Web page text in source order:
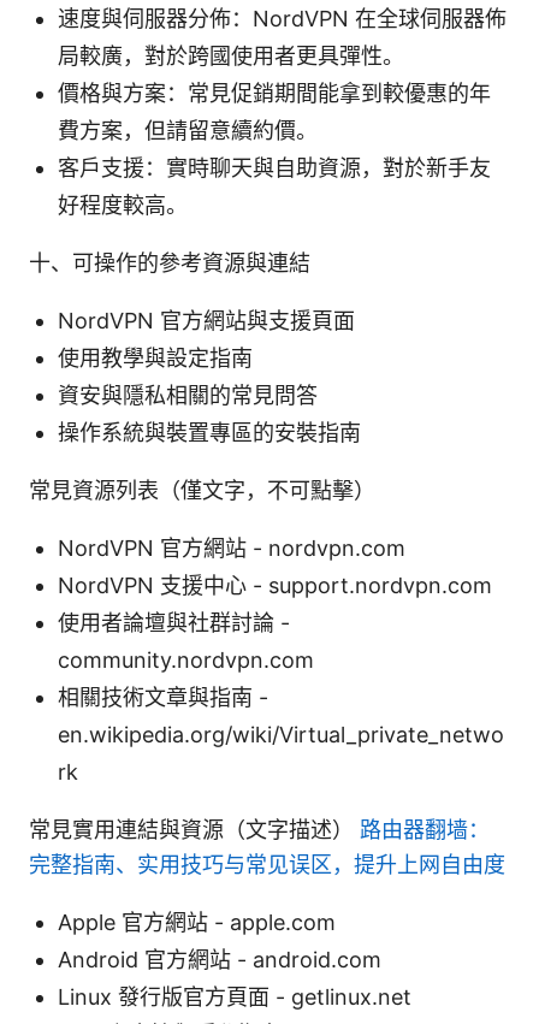
速度與伺服器分佈：NordVPN 在全球伺服器佈
局較廣，對於跨國使用者更具彈性。
價格與方案：常見促銷期間能拿到較優惠的年
費方案，但請留意續約價。
客戶支援：實時聊天與自助資源，對於新手友
好程度較高。
十、可操作的參考資源與連結
NordVPN 官方網站與支援頁面
使用教學與設定指南
資安與隱私相關的常見問答
操作系統與裝置專區的安裝指南
常見資源列表（僅文字，不可點擊）
NordVPN 官方網站 - nordvpn.com
NordVPN 支援中心 - support.nordvpn.com
使用者論壇與社群討論 -
community.nordvpn.com
相關技術文章與指南 -
en.wikipedia.org/wiki/Virtual_private_netwo
rk
常見實用連結與資源（文字描述） 路由器翻墙：
完整指南、实用技巧与常见误区，提升上网自由度
Apple 官方網站 - apple.com
Android 官方網站 - android.com
Linux 發行版官方頁面 - getlinux.net